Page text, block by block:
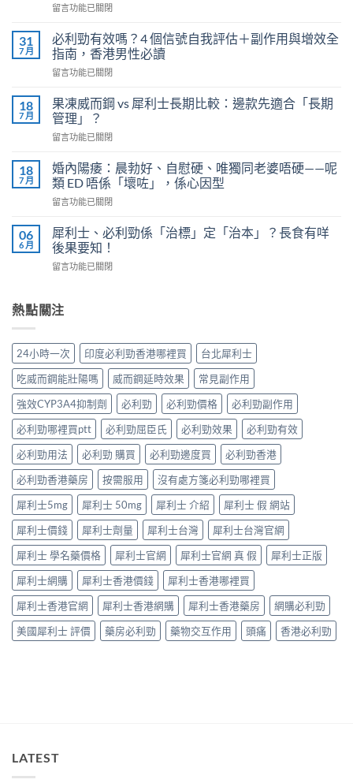
在
威
壯
的
安
劑
量
是
多
完
整
南：
港
男
性
的
正
用
法〉
中
留言功能已關閉
31
7 月
必利勁有效嗎？4 個信號自我評估＋副作用與增效全
指南，香港男性必讀
在
利
勁
有
效
4
個
信
號
我
評
＋
用
效
全
指
南，
香
港
男
性
必
讀〉
中
留言功能已關閉
18
7 月
果凍威而鋼 vs 犀利士長期比較：邊款先適合「長期
管理」？
在
凍
威
而
鋼
犀
利
士
長
較：
適
合
「長
期
管
理」？〉
中
留言功能已關閉
18
7 月
婚內陽痿：晨勃好、自慰硬、唯獨同老婆唔硬——呢
類 ED 唔係「壞咗」，係心因型
在
內
陽
痿：
晨
自
獨
同
老
婆
唔
硬
——
呢
類
ED
唔
係
「壞
咗」，
係
心
因
型〉
中
留言功能已關閉
06
6 月
犀利士、必利勁係「治標」定「治本」？長食有咩
後果要知！
在
士、
必
勁
「治
標」
定
「治
本」？
長
食
有
咩
後
果
要
知！〉
中
留言功能已關閉
熱點關注
24小時一次 印度必利勁香港哪裡買
台北犀利士
吃威而鋼能壯陽嗎
威而鋼延時效果
常見副作用
強效CYP3A4抑制劑
必利勁 必利勁價格
必利勁副作用
必利勁哪裡買ptt
必利勁屈臣氏 必利勁效果
必利勁有效
必利勁用法
必利勁 購買 必利勁邊度買
必利勁香港
必利勁香港藥房
按需服用
沒有處方箋必利勁哪裡買
犀利士5mg
犀利士 50mg 犀利士 介紹
犀利士 假 網站
犀利士價錢
犀利士劑量 犀利士台灣
犀利士台灣官網
犀利士 學名藥價格
犀利士官網 犀利士官網 真 假
犀利士正版
犀利士網購
犀利士香港價錢
犀利士香港哪裡買
犀利士香港官網
犀利士香港網購 犀利士香港藥房
網購必利勁
美國犀利士 評價
藥房必利勁 藥物交互作用 頭痛 香港必利勁
LATEST